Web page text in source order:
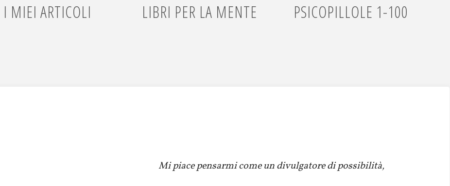
I MIEI ARTICOLI LIBRI PER LA MENTE PSICOPILLOLE 1-100
Mi piace pensarmi come un divulgatore di possibilità,